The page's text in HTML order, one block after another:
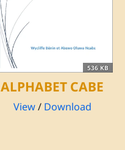
536 KB
ALPHABET CABE
View/ Download